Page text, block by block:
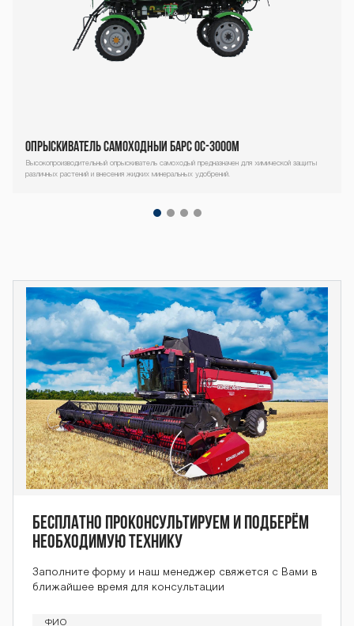
S-4000М BARS
S OS-4000М BA
ARS OS-4000М
BARS OS-4000
М BARS OS-400
0М BARS OS-40
00М BARS OS-4
Опрыскиватель самоходный Барс ОС-3000М
Высокопроизводительный опрыскиватель самоходый предназначен для химической защиты
различных растений и внесения жидких минеральных удобрений.
Бесплатно проконсультируем и подберём
необходимую технику
Заполните форму и наш менеджер свяжется с Вами в
ближайшее время для консультации
ФИО